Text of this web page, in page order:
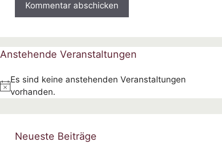
Anstehende Veranstaltungen
H
n
Es sind keine anstehenden Veranstaltungen
vorhanden.
Neueste Beiträge